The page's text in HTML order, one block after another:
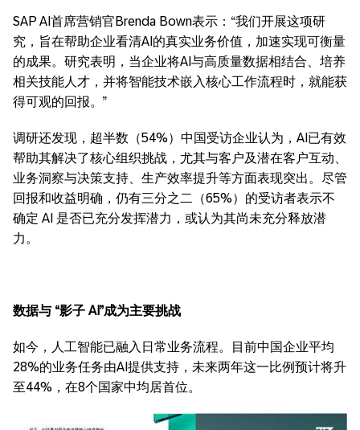
SAP AI首席营销官Brenda Bown表示：“我们开展这项研
究，旨在帮助企业看清AI的真实业务价值，加速实现可衡量
的成果。研究表明，当企业将AI与高质量数据相结合、培养
相关技能人才，并将智能技术嵌入核心工作流程时，就能获
得可观的回报。”
调研还发现，超半数（54%）中国受访企业认为，AI已有效
帮助其解决了核心组织挑战，尤其与客户及潜在客户互动、
业务洞察与决策支持、生产效率提升等方面表现突出。尽管
回报和收益明确，仍有三分之二（65%）的受访者表示不
确定 AI 是否已充分发挥潜力，或认为其尚未充分释放潜
力。
数据与 “影子 AI”成为主要挑战
如今，人工智能已融入日常业务流程。目前中国企业平均
28%的业务任务由AI提供支持，未来两年这一比例预计将升
至44%，在8个国家中均居首位。